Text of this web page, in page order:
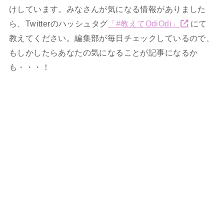
けしています。みなさんが気になる情報がありました
ら、Twitterのハッシュタグ 「#教えてOdiOdi」
にて
教えてください。編集部が毎日チェックしているので、
もしかしたらあなたの気になることが記事になるか
も・・・！